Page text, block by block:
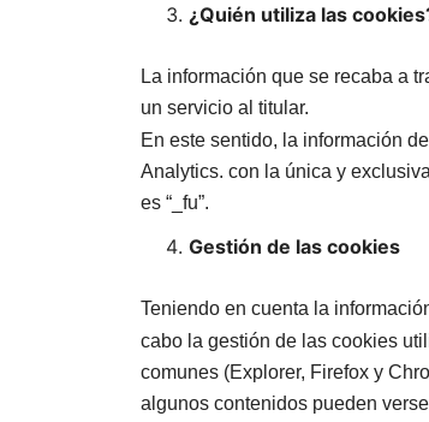
¿Quién utiliza las
La información que se recaba a
un servicio al titular.
En este sentido, la información
Analytics. con la única y
es “_fu”.
Gestión de las cookies
Teniendo en cuenta la
cabo la gestión de las cookies
comunes (Explorer, Firefox y
algunos contenidos pueden